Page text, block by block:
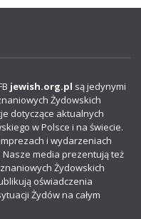
jewish.org.pl są jedynymi
Żydowskich
dotyczące aktualnych
w Polsce i na świecie.
i wydarzeniach
media prezentują też
Żydowskich
oświadczenia
Żydów na całym